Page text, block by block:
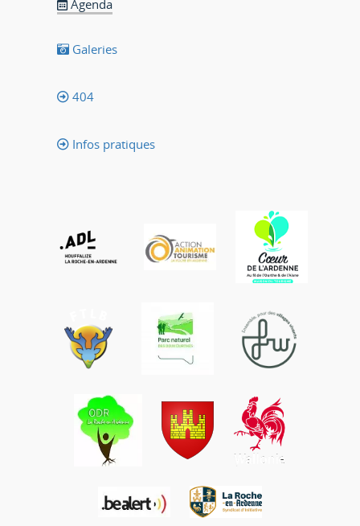
Agenda
Galeries
404
Infos pratiques